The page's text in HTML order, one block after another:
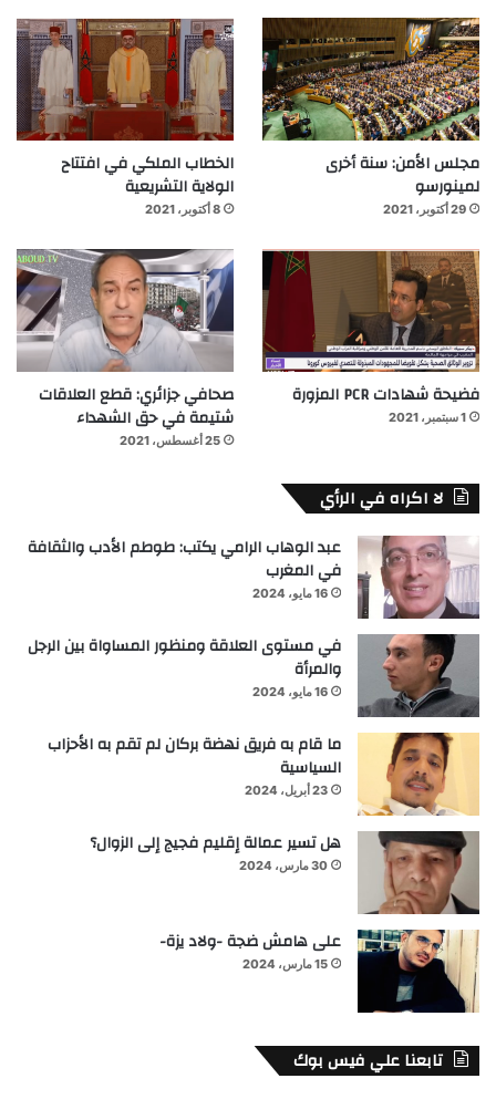
مجلس الأمن: سنة أخرى
لمينورسو
29 أكتوبر، 2021
الخطاب الملكي في افتتاح
الولاية التشريعية
8 أكتوبر، 2021
فضيحة شهادات PCR المزورة
1 سبتمبر، 2021
صحافي جزائري: قطع العلاقات
شتيمة في حق الشهداء
25 أغسطس، 2021
لا اكراه في الرأي
عبد الوهاب الرامي يكتب: طوطم الأدب والثقافة
في المغرب
16 مايو، 2024
في مستوى العلاقة ومنظور المساواة بين الرجل
والمرأة
16 مايو، 2024
ما قام به فريق نهضة بركان لم تقم به الأحزاب
السياسية
23 أبريل، 2024
هل تسير عمالة إقليم فجيج إلى الزوال؟
30 مارس، 2024
على هامش ضجة -ولاد يزة-
15 مارس، 2024
تابعنا علي فيس بوك